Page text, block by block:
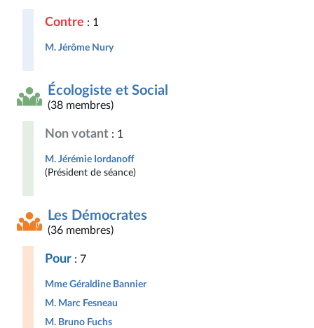
Contre : 1
M. Jérôme Nury
Écologiste et Social
(38 membres)
Non votant : 1
M. Jérémie Iordanoff
(Président de séance)
Les Démocrates
(36 membres)
Pour : 7
Mme Géraldine Bannier
M. Marc Fesneau
M. Bruno Fuchs